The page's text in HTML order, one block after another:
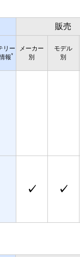
販売
リー
報*
メーカー
別
モデル
別
✓ ✓